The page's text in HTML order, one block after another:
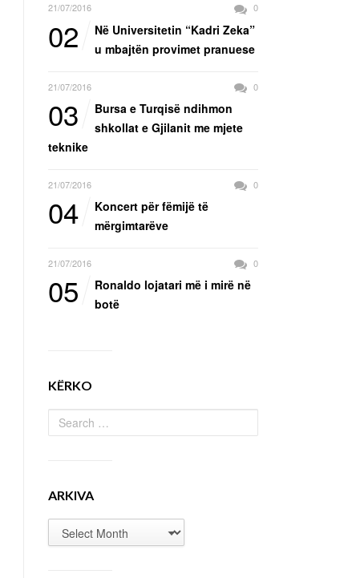
21/07/2016 0
02
Në Universitetin “Kadri Zeka”
u mbajtën provimet pranuese
21/07/2016 0
03
Bursa e Turqisë ndihmon
shkollat e Gjilanit me mjete
teknike
21/07/2016 0
04
Koncert për fëmijë të
mërgimtarëve
21/07/2016 0
05
Ronaldo lojatari më i mirë në
botë
KËRKO
ARKIVA